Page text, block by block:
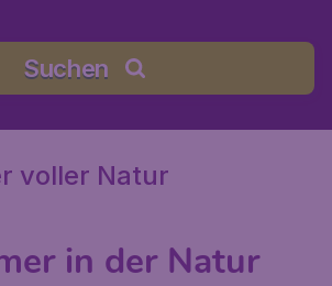
Suchen
voller Natur
in der Natur